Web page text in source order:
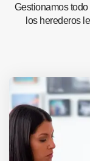
Gestionamos
los herederos